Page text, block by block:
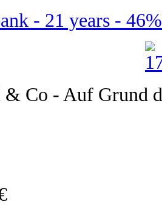
- 21 years -
Co - Auf Grund